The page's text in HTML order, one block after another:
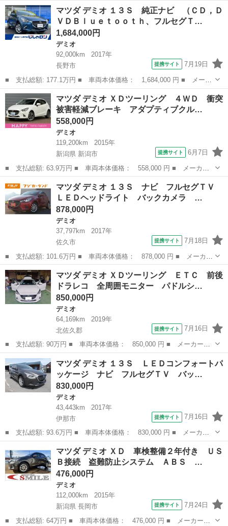
名： マツダ ■ 車種名： デミオ ■ グレード名： １３Ｓツーリ
ング 純正マツダコネクト ＣＤ ＤＶＤ ＵＳＢ ＡＵＸ Ｂｌｕ
ｅｔｏｏｔｈ...
長野 松本市 デミオ
マツダ デミオ １３Ｓ 純正ナビ （ＣＤ，Ｄ
ＶＤＢｌｕｅｔｏｏｔｈ、フルセグＴ…
1,684,000円
デミオ
92,000km
2017年
長野市
提携サイト 7月19日
■ 支払総額: 177.1万円 ■ 車両本体価格： 1,684,000 円 ■ メーカ
ー名： マツダ ■ 車種名： デミオ ■ グレード名： １３Ｓ 純
正ナビ （ＣＤ，ＤＶＤＢｌｕｅｔｏｏｔｈ、フルセグＴＶ）ステア
リングス...
長野 長野市 デミオ
マツダ デミオ ＸＤツーリング ４ＷＤ 衝突
被害軽減ブレーキ アダプティブクル…
558,000円
デミオ
119,200km
2015年
新潟県 新潟市
提携サイト 6月7日
■ 支払総額: 63.9万円 ■ 車両本体価格： 558,000 円 ■ メーカー
名： マツダ ■ 車種名： デミオ ■ グレード名： ＸＤツーリン
グ ４ＷＤ 衝突被害軽減ブレーキ アダプティブクルーズコントロ
ール スマー...
新潟 デミオ
マツダ デミオ １３Ｓ ナビ フルセグＴＶ
ＬＥＤヘッドライト バックカメラ …
878,000円
デミオ
37,797km
2017年
佐久市
提携サイト 7月18日
■ 支払総額: 101.6万円 ■ 車両本体価格： 878,000 円 ■ メーカー
名： マツダ ■ 車種名： デミオ ■ グレード名： １３Ｓ ナ
ビ フルセグＴＶ ＬＥＤヘッドライト バックカメラ 衝突被害軽
減ブレーキ ...
長野 佐久市 デミオ
マツダ デミオ ＸＤツーリング ＥＴＣ 前後
ドラレコ 全周囲モニター パドルシ…
850,000円
デミオ
64,169km
2019年
北佐久郡
提携サイト 7月16日
■ 支払総額: 90万円 ■ 車両本体価格： 850,000 円 ■ メーカー
名： マツダ ■ 車種名： デミオ ■ グレード名： ＸＤツーリン
グ ＥＴＣ 前後ドラレコ 全周囲モニター パドルシフト ｉ－ｓ
ｔｏｐ ディーゼ...
長野 北佐久郡 デミオ
マツダ デミオ １３Ｓ ＬＥＤコンフォートパ
ッケージ ナビ フルセグＴＶ バッ…
830,000円
デミオ
43,443km
2017年
伊那市
提携サイト 7月16日
■ 支払総額: 93.6万円 ■ 車両本体価格： 830,000 円 ■ メーカー
名： マツダ ■ 車種名： デミオ ■ グレード名： １３Ｓ ＬＥ
Ｄコンフォートパッケージ ナビ フルセグＴＶ バックカメラ Ｃ
Ｄ／ＤＶＤ／...
デミオ
マツダ デミオ ＸＤ 車検整備２年付き ＵＳ
Ｂ接続 盗難防止システム ＡＢＳ …
476,000円
デミオ
112,000km
2015年
新潟県 長岡市
提携サイト 7月24日
■ 支払総額: 64万円 ■ 車両本体価格： 476,000 円 ■ メーカー